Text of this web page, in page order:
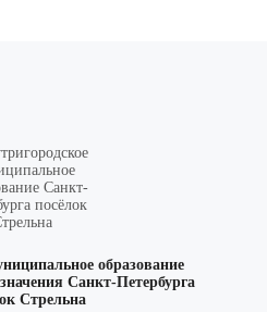
образование
Санкт-Петербурга
Стрельна